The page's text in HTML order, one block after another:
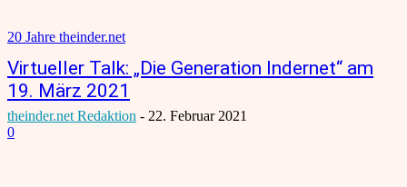
20 Jahre theinder.net
Virtueller Talk: „Die Generation Indernet“ am
19. März 2021
theinder.net Redaktion - 22. Februar 2021
0